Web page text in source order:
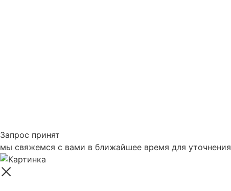
Запрос принят
мы свяжемся с вами в ближайшее время для уточнения